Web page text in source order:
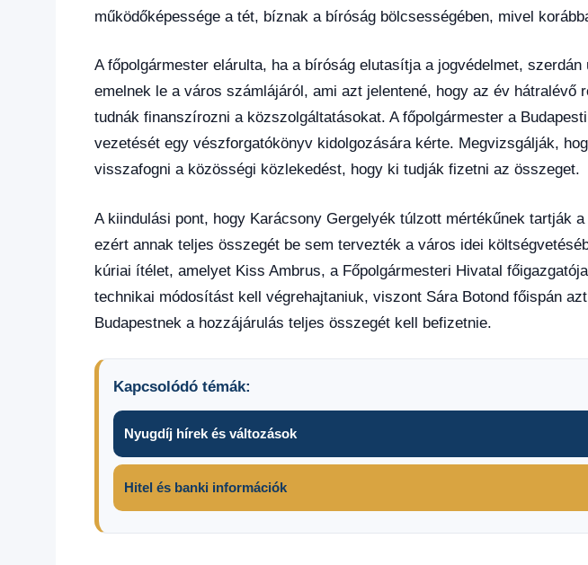
működőképessége a tét, bíznak a bíróság bölcsességében, mivel
A főpolgármester elárulta, ha a bíróság elutasítja a jogvédelmet, szerdán
emelnek le a város számlájáról, ami azt jelentené, hogy az év hátralévő
tudnák finanszírozni a közszolgáltatásokat. A főpolgármester a
vezetését egy vészforgatókönyv kidolgozására kérte. Megvizsgálják,
visszafogni a közösségi közlekedést, hogy ki tudják fizetni az összeget.
A kiindulási pont, hogy Karácsony Gergelyék túlzott mértékűnek tartják
ezért annak teljes összegét be sem tervezték a város idei
kúriai ítélet, amelyet Kiss Ambrus, a Főpolgármesteri Hivatal
technikai módosítást kell végrehajtaniuk, viszont Sára Botond főispán
Budapestnek a hozzájárulás teljes összegét kell befizetnie.
Kapcsolódó témák:
Nyugdíj hírek és változások
Hitel és banki információk